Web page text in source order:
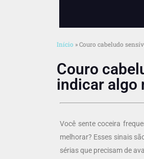
Início » Couro cabeludo
Couro
indicar algo
Você sente coceira
melhorar? Esses sinais
sérias que precisam de